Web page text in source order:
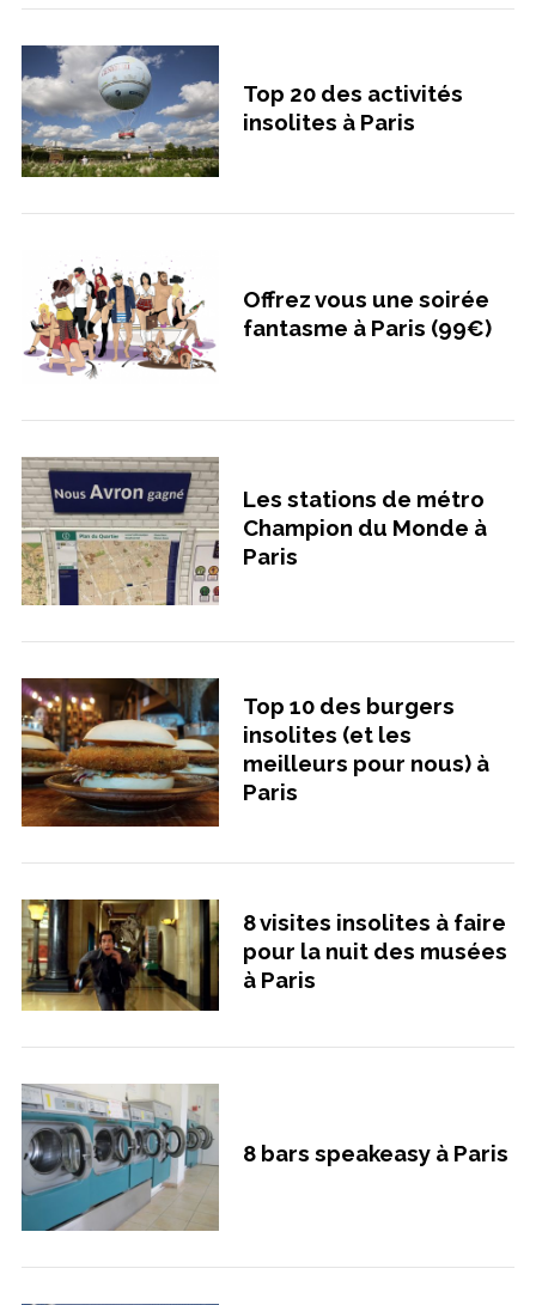
Top 20 des activités
insolites à Paris
Offrez vous une soirée
fantasme à Paris (99€)
Les stations de métro
Champion du Monde à
Paris
Top 10 des burgers
insolites (et les
meilleurs pour nous) à
Paris
8 visites insolites à faire
pour la nuit des musées
à Paris
8 bars speakeasy à Paris